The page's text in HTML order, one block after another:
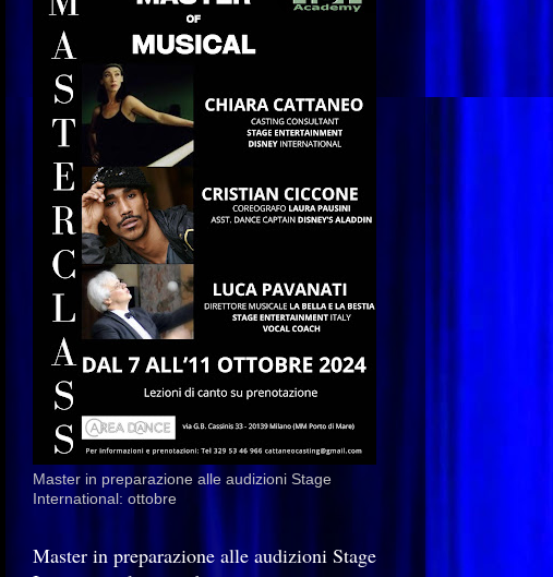
Master in preparazione alle audizioni Stage
International: ottobre
Master in preparazione alle audizioni Stage